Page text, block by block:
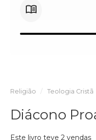
Religião Teologia Cristã
Diácono
Este livro teve 2 vendas